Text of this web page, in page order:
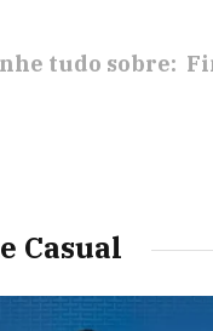
tudo sobre:
Casual